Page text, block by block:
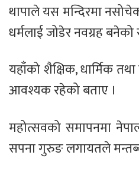
थापाले यस मन्दिरमा
धर्मलाई जोडेर नवग्रह बनेको
यहाँको शैक्षिक, धार्मिक
आवश्यक रहेको बताए ।
महोत्सवको समापनमा
सपना गुरुङ लगायतले